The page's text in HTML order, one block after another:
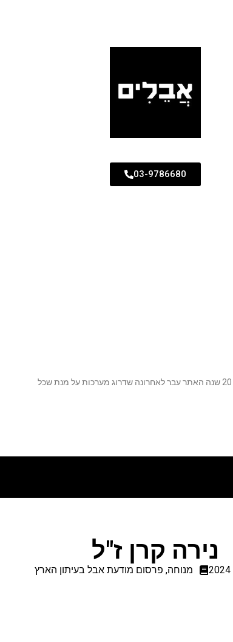
03-9786680
נירה קרן ז"ל
מנוחה, פרסום מודעת אבל בעיתון הארץ